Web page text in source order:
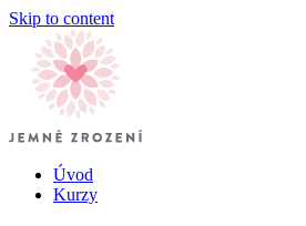
Skip to content
Úvod
Kurzy